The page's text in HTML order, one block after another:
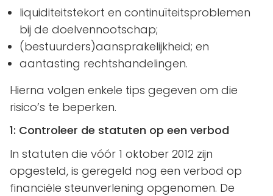
liquiditeitstekort en continuïteitsproblemen
bij de doelvennootschap;
(bestuurders)aansprakelijkheid; en
aantasting rechtshandelingen.
Hierna volgen enkele tips gegeven om die
risico’s te beperken.
1: Controleer de statuten op een verbod
In statuten die vóór 1 oktober 2012 zijn
opgesteld, is geregeld nog een verbod op
financiële steunverlening opgenomen. De